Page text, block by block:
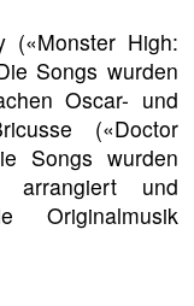
(«Monster High:
Songs wurden
Oscar- und
(«Doctor
Songs wurden
arrangiert und